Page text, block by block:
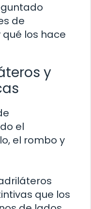
de
los hace
y
el
el rombo y
que los